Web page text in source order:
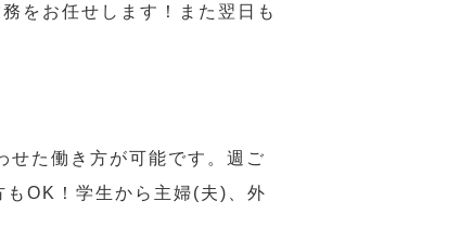
をお任せします！また翌日も
せた働き方が可能です。週ご
OK！学生から主婦(夫)、外